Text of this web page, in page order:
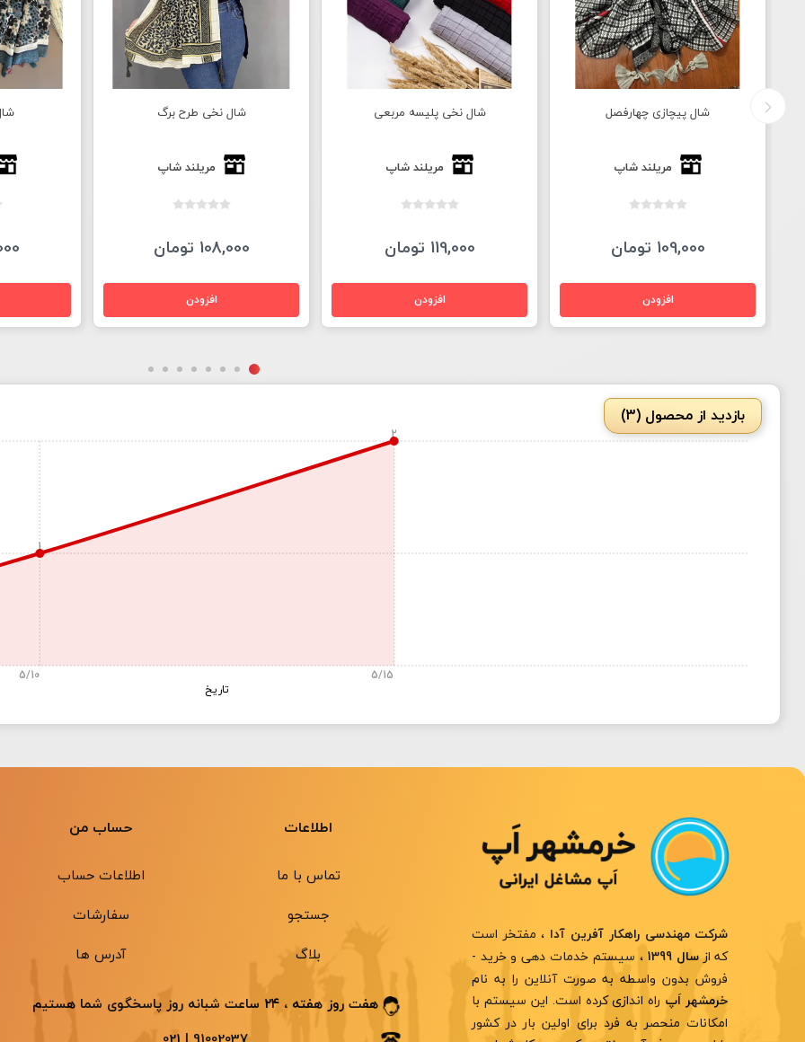
شال پیچازی چهارفصل
مریلند شاپ
109,000 تومان
شال نخی پلیسه مربعی
مریلند شاپ
119,000 تومان
شال نخی طرح برگ
مریلند شاپ
108,000 تومان
بازدید از محصول (3)
تاریخ
1
2
5/10 5/15
شرکت مهندسی راهکار آفرین آدا ، مفتخر است
که ازسال 1399
، سیستم خدمات دهی و خرید -
فروش بدون واسطه به صورت آنلاین را به نام
خرمشهر اَپ راه اندازی کرده است. این سیستم با
امکانات منحصر به فرد برای اولین بار در کشور
اطلاعات
تماس با ما
جستجو
بلاگ
حساب من
اطلاعات حساب
سفارشات
آدرس ها
هفت روز هفته ، ۲۴ ساعت شبانه ‌روز پاسخگوی شما هستیم